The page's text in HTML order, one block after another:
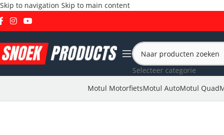
Skip to navigation Skip to main content
Selecteer categorie
Motul MotorfietsMotul AutoMotul Quad